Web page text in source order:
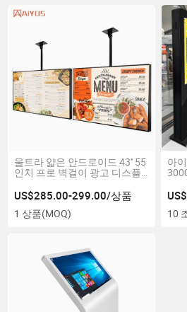
울트라 얇은 안드로이드 43'' 55
인치 프로 벽걸이 광고 디스플
레이 디지털 사이니지 800nits
고휘도
US$285.00-299.00/상품
1 상품(MOQ)
아
43
키
10